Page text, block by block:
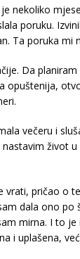
nekoliko
poruku.
Ta poruka mi
Da
opuštenija,
večeru i
život
vrati, pričao o
dala ono
mirna. I to
i uplašena,